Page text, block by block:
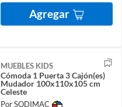
Agregar
MUEBLES KIDS
Cómoda 1 Puerta 3 Cajón(es)
Mudador 100x110x105 cm
Celeste
Por SODIMAC